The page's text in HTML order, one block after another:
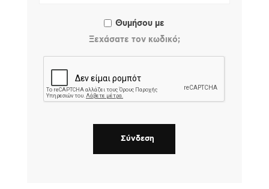
Θυμήσου με
Ξεχάσατε τον κωδικό;